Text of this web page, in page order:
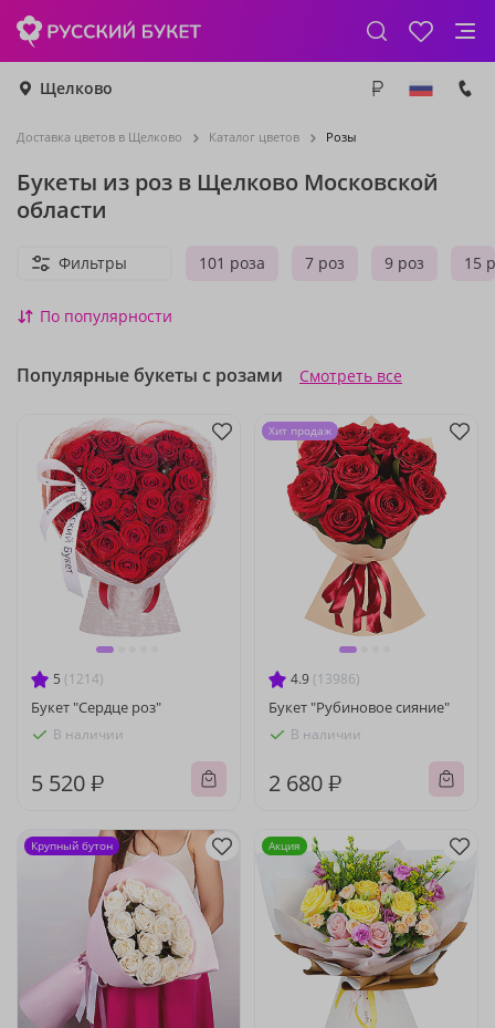
Щелково
Доставка цветов в Щелково Каталог цветов Розы
Букеты из роз в Щелково Московской
области
101 роза 7 роз 9 роз 15
Фильтры
По популярности
Популярные букеты с розами Смотреть все
5 (1214)
Букет "Сердце роз"
В наличии
5 520 ₽
4.9 (13986)
Букет "Рубиновое сияние"
В наличии
2 680 ₽
Хит продаж
Крупный бутон Акция